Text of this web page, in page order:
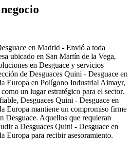
en Madrid - Envió a toda
ubicado en San Martín de la Vega,
en Desguace y servicios
de Desguaces Quini - Desguace en
Europa en Polígono Industrial Aimayr,
un lugar estratégico para el sector.
Desguaces Quini - Desguace en
Europa mantiene un compromiso firme
Desguace. Aquellos que requieran
a Desguaces Quini - Desguace en
Europa para recibir asesoramiento.